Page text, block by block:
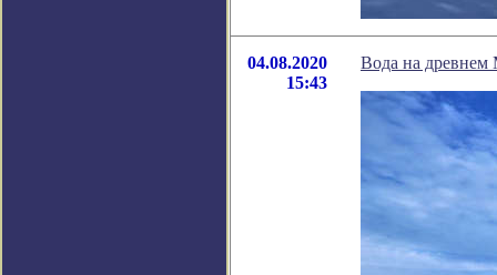
04.08.2020
15:43
Вода на древнем